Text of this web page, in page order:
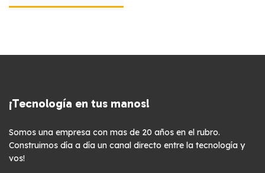
¡Tecnología en tus manos!
Somos una empresa con mas de 20 años en el rubro.
Construimos día a día un canal directo entre la tecnología y
vos!